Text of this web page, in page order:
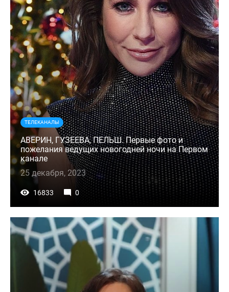
ТЕЛЕКАНАЛЫ
АВЕРИН, ГУЗЕЕВА, ПЕЛЬШ. Первые фото и
пожелания ведущих новогодней ночи на Первом
канале
25 декабря, 2023
16833 0